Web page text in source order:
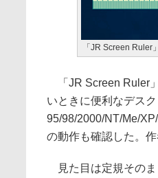
「JR Screen Ruler
「JR Screen Ruler
いときに便利なデス
95/98/2000/NT/Me/
の動作も確認した。
見た目は定規そのま